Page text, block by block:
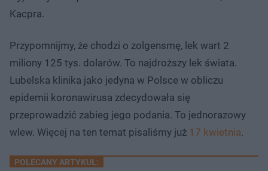
Kacpra.
Przypomnijmy, że chodzi o zolgensmę, lek wart 2
miliony 125 tys. dolarów. To najdroższy lek świata.
Lubelska klinika jako jedyna w Polsce w obliczu
epidemii koronawirusa zdecydowała się
przeprowadzić zabieg jego podania. To jednorazowy
wlew. Więcej na ten temat pisaliśmy już 17 kwietnia.
POLECANY ARTYKUŁ: